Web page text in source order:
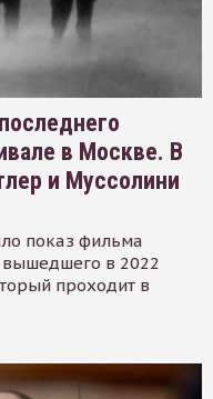
в Москве. В
и Муссолини
показ фильма
вышедшего в 2022
проходит в